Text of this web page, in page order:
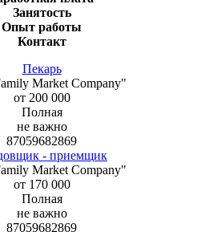
Занятость
Опыт работы
Контакт
Пекарь
Market Company"
от 200 000
Полная
не важно
87059682869
- приемщик
Market Company"
от 170 000
Полная
не важно
87059682869